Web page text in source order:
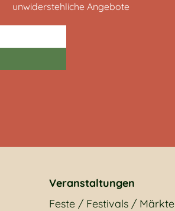
unwiderstehliche Angebote
Veranstaltungen
Feste / Festivals / Märkte